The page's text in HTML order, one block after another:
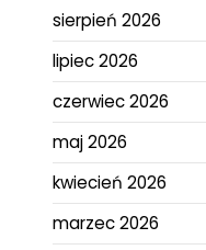
sierpień 2026
lipiec 2026
czerwiec 2026
maj 2026
kwiecień 2026
marzec 2026